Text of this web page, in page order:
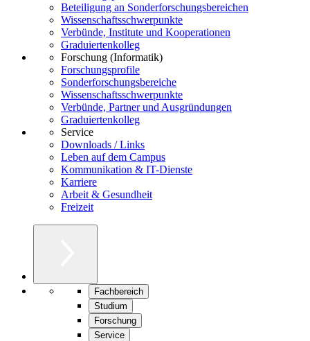
Beteiligung an Sonderforschungsbereichen
Wissenschaftsschwerpunkte
Verbünde, Institute und Kooperationen
Graduiertenkolleg
Forschung (Informatik)
Forschungsprofile
Sonderforschungsbereiche
Wissenschaftsschwerpunkte
Verbünde, Partner und Ausgründungen
Graduiertenkolleg
Service
Downloads / Links
Leben auf dem Campus
Kommunikation & IT-Dienste
Karriere
Arbeit & Gesundheit
Freizeit
Fachbereich
Studium
Forschung
Service